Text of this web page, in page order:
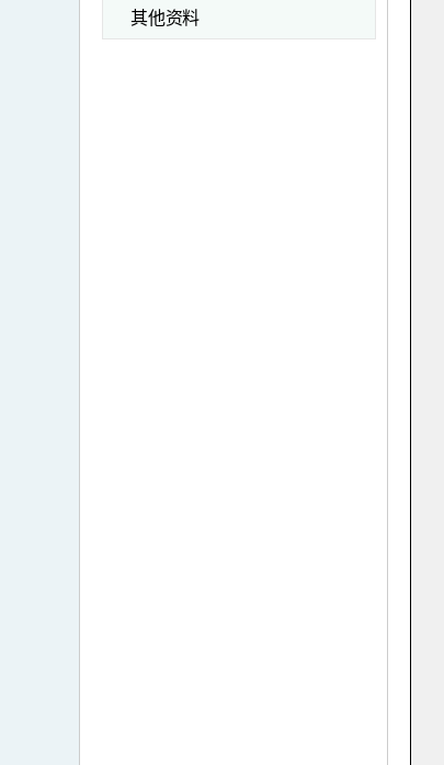
其他资料